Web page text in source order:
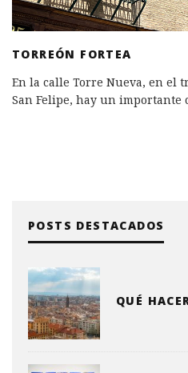
TORREÓN FORTEA
En la calle Torre Nueva, en el
San Felipe, hay un importante
POSTS DESTACADOS
QUÉ